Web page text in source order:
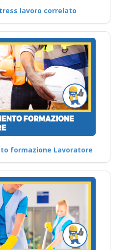
lavoro correlato
formazione Lavoratore